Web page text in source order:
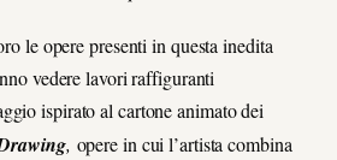
le opere presenti in questa inedita
vedere lavori raffiguranti
ispirato al cartone animato dei
, opere in cui l’artista combina